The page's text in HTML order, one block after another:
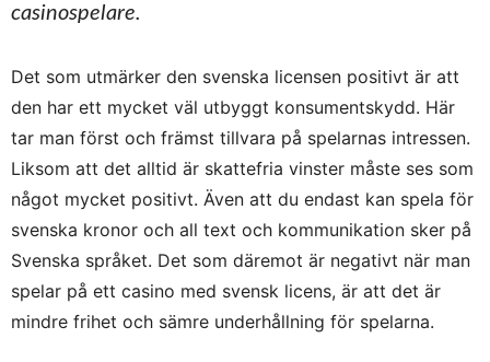
casinospelare.
Det som utmärker den svenska licensen positivt är att
den har ett mycket väl utbyggt konsumentskydd. Här
tar man först och främst tillvara på spelarnas intressen.
Liksom att det alltid är skattefria vinster måste ses som
något mycket positivt. Även att du endast kan spela för
svenska kronor och all text och kommunikation sker på
Svenska språket. Det som däremot är negativt när man
spelar på ett casino med svensk licens, är att det är
mindre frihet och sämre underhållning för spelarna.